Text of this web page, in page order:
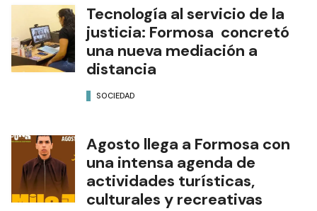
Tecnología al servicio de la
justicia: Formosa concretó
una nueva mediación a
distancia
SOCIEDAD
Agosto llega a Formosa con
una intensa agenda de
actividades turísticas,
culturales y recreativas